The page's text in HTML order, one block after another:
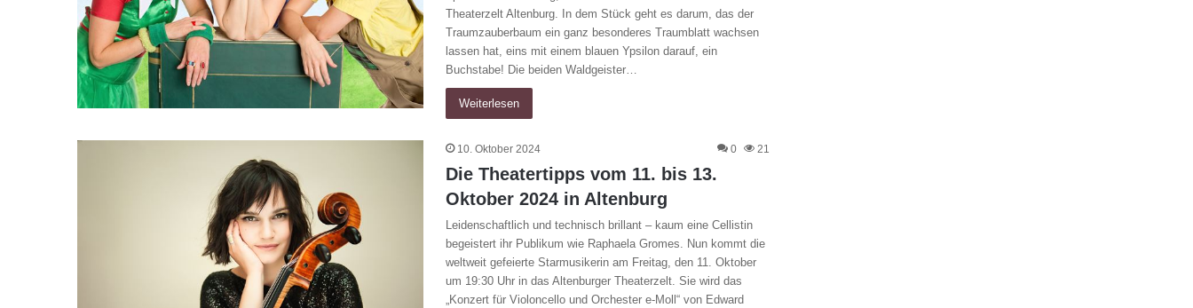
Theaterzelt Altenburg. In dem Stück geht es darum, das der
Traumzauberbaum ein ganz besonderes Traumblatt wachsen
lassen hat, eins mit einem blauen Ypsilon darauf, ein
Buchstabe! Die beiden Waldgeister…
Weiterlesen
10. Oktober 2024 0 21
Die Theatertipps vom 11. bis 13.
Oktober 2024 in Altenburg
Leidenschaftlich und technisch brillant – kaum eine Cellistin
begeistert ihr Publikum wie Raphaela Gromes. Nun kommt die
weltweit gefeierte Starmusikerin am Freitag, den 11. Oktober
um 19:30 Uhr in das Altenburger Theaterzelt. Sie wird das
„Konzert für Violoncello und Orchester e-Moll“ von Edward